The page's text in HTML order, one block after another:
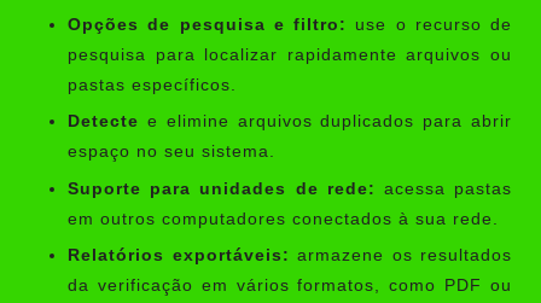
Opções de pesquisa e filtro:
use o recurso de
pesquisa para localizar rapidamente arquivos ou
pastas específicos.
Detecte e elimine arquivos duplicados para abrir
espaço no seu sistema.
Suporte para unidades de rede: acessa pastas
em outros computadores conectados à sua rede.
Relatórios exportáveis: armazene os resultados
da verificação em vários formatos, como PDF ou